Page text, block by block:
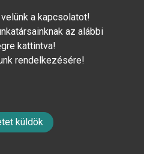
a kapcsolatot!
az alábbi
kattintva!
rendelkezésére!
küldök